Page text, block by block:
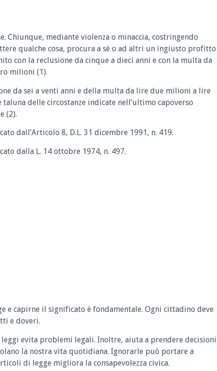
Chiunque, mediante violenza o minaccia, costringendo
qualche cosa, procura a sè o ad altri un ingiusto profitto
con la reclusione da cinque a dieci anni e con la multa da
milioni (1).
da sei a venti anni e della multa da lire due milioni a lire
delle circostanze indicate nell’ultimo capoverso
(2).
dall’Articolo 8, D.L. 31 dicembre 1991, n. 419.
dalla L. 14 ottobre 1974, n. 497.
e capirne il significato è fondamentale. Ogni cittadino deve
e doveri.
leggi evita problemi legali. Inoltre, aiuta a prendere decisioni
la nostra vita quotidiana. Ignorarle può portare a
di legge migliora la consapevolezza civica.